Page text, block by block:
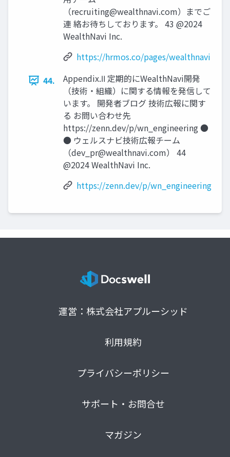
（recruiting@wealthnavi.com）までご
連 絡お待ちしております。 43 @2024
WealthNavi Inc.
https://hrmos.co/pages/wealthnavi
44.
Appendix.Ⅱ 定期的にWealthNavi開発
（技術‧組織）に関する情報を発信して
います。 開発者ブログ 技術広報に関す
る お問い合わせ先
https://zenn.dev/p/wn_engineering ●
● ウェルスナビ技術広報チーム
（dev_pr@wealthnavi.com） 44
@2024 WealthNavi Inc.
https://zenn.dev/p/wn_engineering
運営：株式会社アプルーシッド
利用規約
プライバシーポリシー
サポート・お問合せ
マガジン